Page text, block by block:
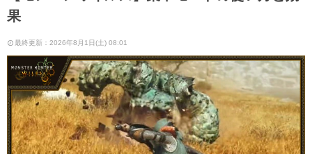
果
最終更新：2026年8月1日(土) 08:01